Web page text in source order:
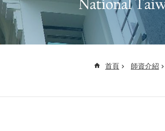
首頁 師資介紹